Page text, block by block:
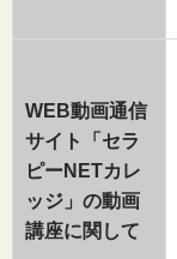
WEB動画通信
サイト「セラ
ピーNETカレ
ッジ」の動画
講座に関して